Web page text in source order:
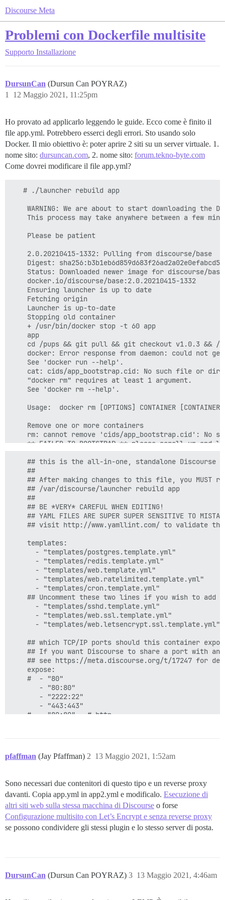
Discourse Meta
Problemi con Dockerfile multisite
Supporto Installazione
DursunCan (Dursun Can POYRAZ)
12 Maggio 2021, 11:25pm
1
Ho provato ad applicarlo leggendo le guide. Ecco come è finito il
file app.yml. Potrebbero esserci degli errori. Sto usando solo
Docker. Il mio obiettivo è: poter aprire 2 siti su un server virtuale. 1.
nome sito: dursuncan.com, 2. nome sito: forum.tekno-byte.com
Come dovrei modificare il file app.yml?
   # ./launcher rebuild app
WARNING: We are about to start downloading the
This process may take anywhere between a few
    Please be patient
    2.0.20210415-1332: Pulling from discourse/base
Digest:
Status: Downloaded newer image for discourse/
    docker.io/discourse/base:2.0.20210415-1332
    Ensuring launcher is up to date
    Fetching origin
    Launcher is up-to-date
    Stopping old container
    + /usr/bin/docker stop -t 60 app
    app
cd /pups && git pull && git checkout v1.0.3 && /
docker: Error response from daemon: could not
    See 'docker run --help'.
cat: cids/app_bootstrap.cid: No such file or
    "docker rm" requires at least 1 argument.
    See 'docker rm --help'.
Usage:  docker rm [OPTIONS] CONTAINER
    Remove one or more containers
rm: cannot remove 'cids/app_bootstrap.cid': No
** FAILED TO BOOTSTRAP ** please scroll up and
## this is the all-in-one, standalone Discourse
    ##
## After making changes to this file, you MUST
    ## /var/discourse/launcher rebuild app
    ##
    ## BE *VERY* CAREFUL WHEN EDITING!
## YAML FILES ARE SUPER SUPER SENSITIVE TO
## visit http://www.yamllint.com/ to validate
    templates:
      - "templates/postgres.template.yml"
      - "templates/redis.template.yml"
      - "templates/web.template.yml"
      - "templates/web.ratelimited.template.yml"
      - "templates/cron.template.yml"
## Uncomment these two lines if you wish to add
      - "templates/sshd.template.yml"
      - "templates/web.ssl.template.yml"
      - "templates/web.letsencrypt.ssl.template.yml"
## which TCP/IP ports should this container
## If you want Discourse to share a port with
## see https://meta.discourse.org/t/17247 for
    expose:
    #  - "80"
       - "80:80"
       - "2222:22"
       - "443:443"
    #  - "80:80"   # http
           name: postgres
    #docker_args:
    #   - "--net chain"
    params:
db_default_text_search_config:
## can improve sorting performance, but adds
pfaffman (Jay Pfaffman) 13 Maggio 2021, 1:52am
2
Sono necessari due contenitori di questo tipo e un reverse proxy
davanti. Copia app.yml in app2.yml e modificalo. Esecuzione di
altri siti web sulla stessa macchina di Discourse o forse
Configurazione multisito con Let’s Encrypt e senza reverse proxy
se possono condividere gli stessi plugin e lo stesso server di posta.
DursunCan (Dursun Can POYRAZ) 13 Maggio 2021, 4:46am
3